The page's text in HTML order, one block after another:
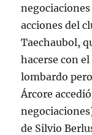
acciones del
Taechaubol,
hacerse con
lombardo
Árcore
de Silvio